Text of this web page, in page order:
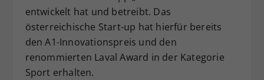
entwickelt hat und betreibt. Das
österreichische Start-up hat hierfür bereits
den A1-Innovationspreis und den
renommierten Laval Award in der Kategorie
Sport erhalten.